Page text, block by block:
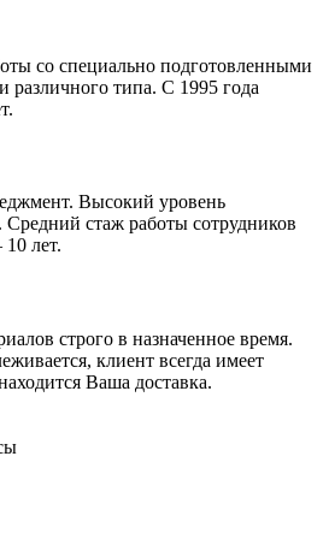
со специально подготовленными
различного типа. С 1995 года
Высокий уровень
стаж работы сотрудников
10 лет.
строго в назначенное время.
клиент всегда имеет
Ваша доставка.